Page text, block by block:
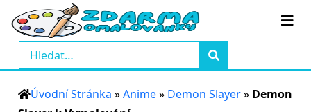
Úvodní Stránka »Anime» Demon Slayer» Demon